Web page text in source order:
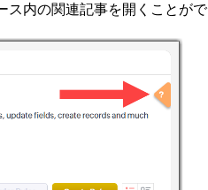
内の関連記事を開くことが